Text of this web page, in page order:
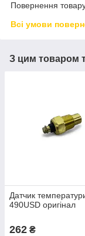
Повернення
Всі умови
З цим товаром
Датчик
490USD оригінал
262 ₴